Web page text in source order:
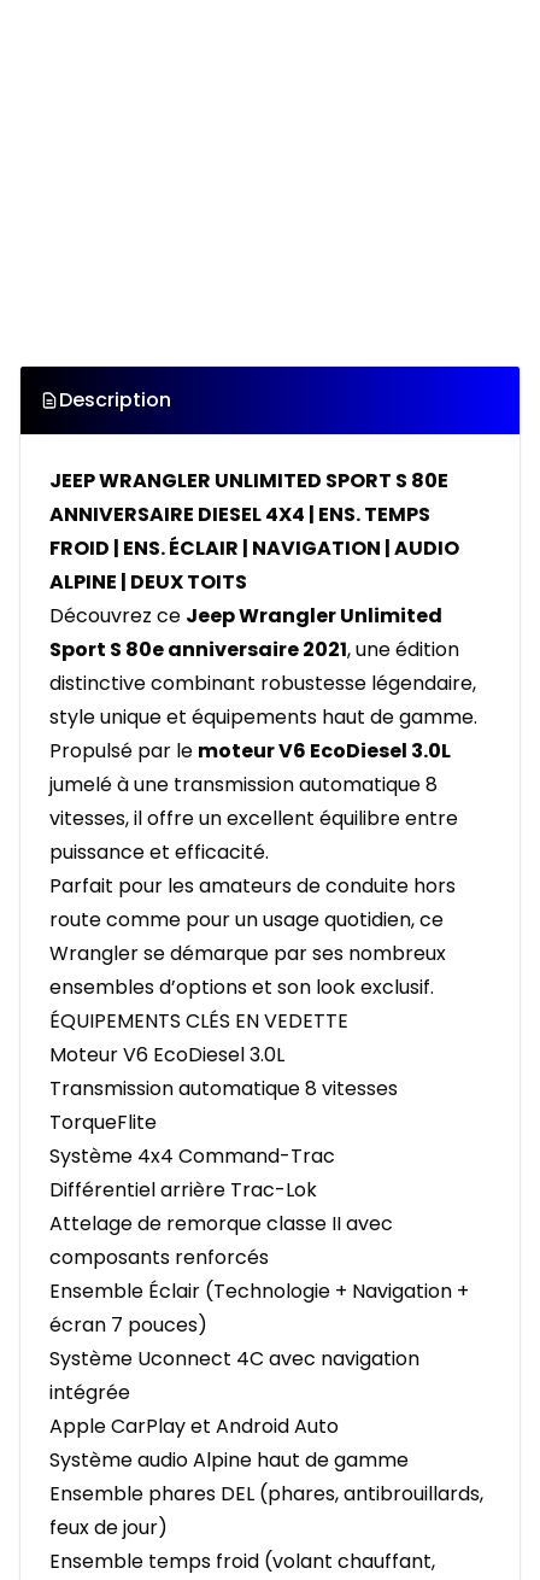
Description
JEEP WRANGLER UNLIMITED SPORT S 80E
ANNIVERSAIRE DIESEL 4X4 | ENS. TEMPS
FROID | ENS. ÉCLAIR | NAVIGATION | AUDIO
ALPINE | DEUX TOITS
Découvrez ce Jeep Wrangler Unlimited
Sport S 80e anniversaire 2021, une édition
distinctive combinant robustesse légendaire,
style unique et équipements haut de gamme.
Propulsé par le moteur V6 EcoDiesel 3.0L
jumelé à une transmission automatique 8
vitesses, il offre un excellent équilibre entre
puissance et efficacité.
Parfait pour les amateurs de conduite hors
route comme pour un usage quotidien, ce
Wrangler se démarque par ses nombreux
ensembles d’options et son look exclusif.
ÉQUIPEMENTS CLÉS EN VEDETTE
Moteur V6 EcoDiesel 3.0L
Transmission automatique 8 vitesses
TorqueFlite
Système 4x4 Command-Trac
Différentiel arrière Trac-Lok
Attelage de remorque classe II avec
composants renforcés
Ensemble Éclair (Technologie + Navigation +
écran 7 pouces)
Système Uconnect 4C avec navigation
intégrée
Apple CarPlay et Android Auto
Système audio Alpine haut de gamme
Ensemble phares DEL (phares, antibrouillards,
feux de jour)
Ensemble temps froid (volant chauffant,